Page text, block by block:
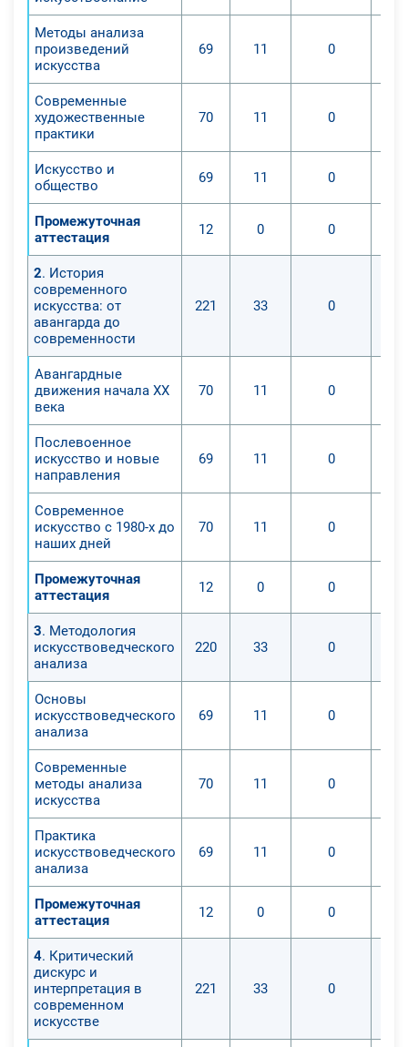
Методы анализа
произведений
искусства
69 11 0
Современные
художественные
практики
70 11 0
Искусство и
общество
69 11 0
Промежуточная
аттестация
12 0 0
2. История
современного
искусства: от
авангарда до
современности
221 33 0
Авангардные
движения начала XX
века
70 11 0
Послевоенное
искусство и новые
направления
69 11 0
Современное
искусство с 1980-х до
наших дней
70 11 0
Промежуточная
аттестация
12 0 0
3. Методология
искусствоведческого
анализа
220 33 0
Основы
искусствоведческого
анализа
69 11 0
Современные
методы анализа
искусства
70 11 0
Практика
искусствоведческого
анализа
69 11 0
Промежуточная
аттестация
12 0 0
4. Критический
дискурс и
интерпретация в
современном
искусстве
221 33 0